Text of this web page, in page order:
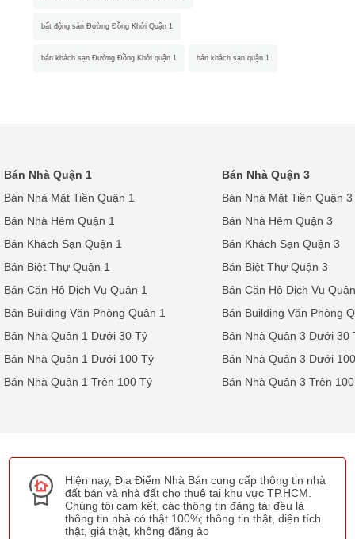
bất động sản Đường Đồng Khởi Quận 1
bán khách sạn Đường Đồng Khởi quận 1 bán khách sạn quận 1
Bán Nhà Quận 1
Bán Nhà Quận 3
Bán Nhà Mặt Tiền Quận 1
Bán Nhà Mặt Tiền Quận 3
Bán Nhà Hẻm Quận 1
Bán Nhà Hẻm Quận 3
Bán Khách Sạn Quận 1
Bán Khách Sạn Quận 3
Bán Biệt Thự Quận 1
Bán Biệt Thự Quận 3
Bán Căn Hộ Dịch Vụ Quận 1
Bán Căn Hộ Dịch Vụ
Bán Building Văn Phòng Quận 1
Bán Building Văn Phòng
Bán Nhà Quận 1 Dưới 30 Tỷ
Bán Nhà Quận 3 Dưới 30
Bán Nhà Quận 1 Dưới 100 Tỷ
Bán Nhà Quận 3 Dưới
Bán Nhà Quận 1 Trên 100 Tỷ
Bán Nhà Quận 3 Trên
Hiện nay, Địa Điểm Nhà Bán cung cấp thông tin nhà
đất bán và nhà đất cho thuê tai khu vực TP.HCM.
Chúng tôi cam kết, các thông tin đăng tải đều là
thông tin nhà có thật 100%; thông tin thật, diện tích
thật, giá thật, không đăng ảo